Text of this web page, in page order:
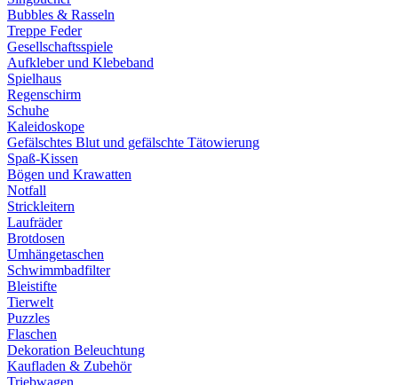
Bubbles & Rasseln
Treppe Feder
Gesellschaftsspiele
Aufkleber und Klebeband
Spielhaus
Regenschirm
Schuhe
Kaleidoskope
Gefälschtes Blut und gefälschte Tätowierung
Spaß-Kissen
Bögen und Krawatten
Notfall
Strickleitern
Laufräder
Brotdosen
Umhängetaschen
Schwimmbadfilter
Bleistifte
Tierwelt
Puzzles
Flaschen
Dekoration Beleuchtung
Kaufladen & Zubehör
Triebwagen